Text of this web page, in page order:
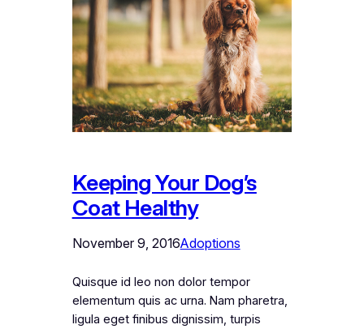
Keeping Your Dog’s
Coat Healthy
November 9, 2016Adoptions
Quisque id leo non dolor tempor
elementum quis ac urna. Nam pharetra,
ligula eget finibus dignissim, turpis